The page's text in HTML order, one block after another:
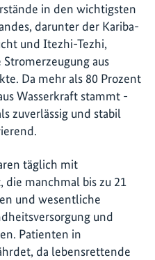
in den wichtigsten
darunter der Kariba-
und Itezhi-Tezhi,
Stromerzeugung aus
Da mehr als 80 Prozent
Wasserkraft stammt -
zuverlässig und stabil
täglich mit
manchmal bis zu 21
und wesentliche
und
Patienten in
da lebensrettende